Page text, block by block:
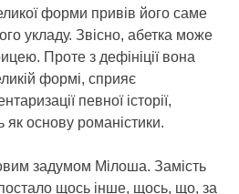
форми привів його саме
укладу. Звісно, абетка може
Проте з дефініції вона
формі, сприяє
певної історії,
як основу романістики.
задумом Мілоша. Замість
щось інше, щось, що, за